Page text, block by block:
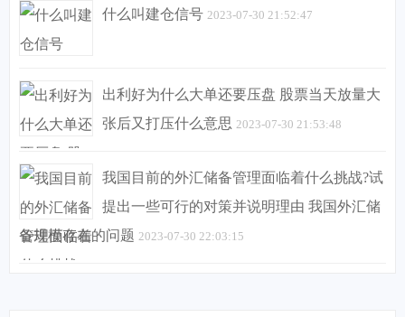
什么叫建仓信号 2023-07-30 21:52:47
出利好为什么大单还要压盘 股票当天放量大
张后又打压什么意思 2023-07-30 21:53:48
我国目前的外汇储备管理面临着什么挑战?试
提出一些可行的对策并说明理由 我国外汇储
备规模存在的问题 2023-07-30 22:03:15